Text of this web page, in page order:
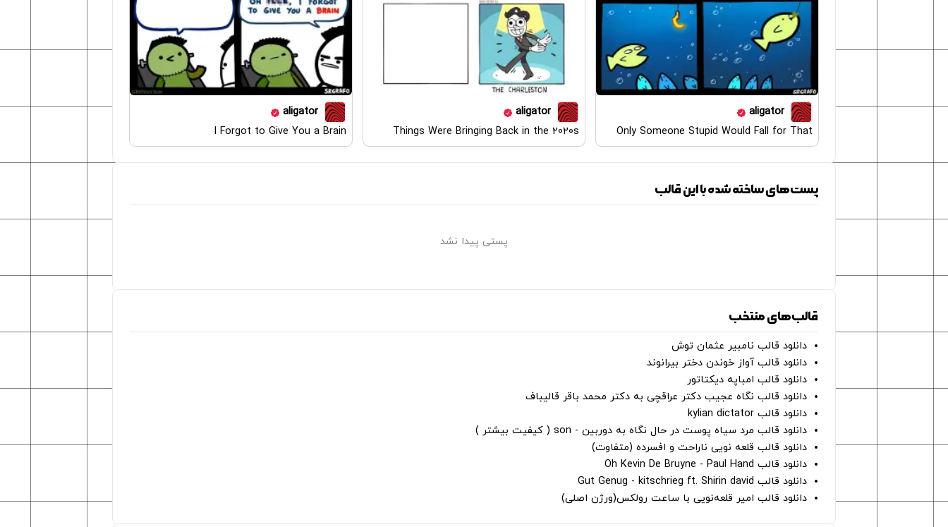
aligator
Only Someone Stupid Would Fall for That
aligator
Things Were Bringing Back in the 2020s
aligator
I Forgot to Give You a Brain
پست‌های ساخته شده با این قالب
پستی پیدا نشد
قالب‌های منتخب
دانلود قالب نامبیر عثمان ‌توش
دانلود قالب آواز خوندن دختر بیرانوند
دانلود قالب امباپه دیکتاتور
دانلود قالب نگاه عجیب دکتر عراقچی به دکتر محمد باقر قالیباف
دانلود قالب kylian dictator
دانلود قالب مرد سیاه پوست در حال نگاه به دوربین - son ( کیفیت بیشتر )
دانلود قالب قلعه نویی ناراحت و افسرده (متفاوت)
دانلود قالب Oh Kevin De Bruyne - Paul Hand
دانلود قالب Gut Genug - kitschrieg ft. Shirin david
دانلود قالب امیر قلعه‌نویی با ساعت رولکس(ورژن اصلی)